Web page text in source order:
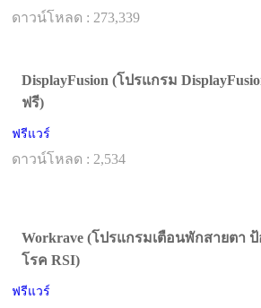
ดาวน์โหลด : 273,339
DisplayFusion (โปรแกรม
ฟรี)
ฟรีแวร์
ดาวน์โหลด : 2,534
Workrave (โปรแกรมเตือนพักสายตา
โรค RSI)
ฟรีแวร์